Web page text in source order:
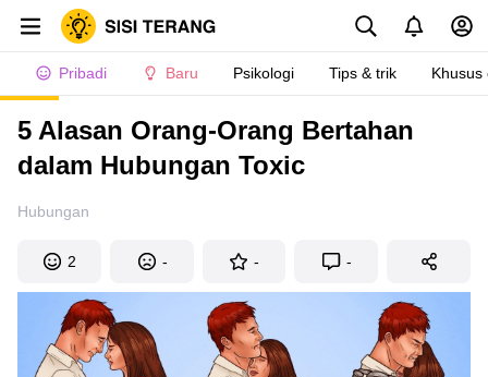
Pribadi Baru Psikologi Tips & trik Khusus
5 Alasan Orang-Orang Bertahan
dalam Hubungan Toxic
Hubungan
2 - - -